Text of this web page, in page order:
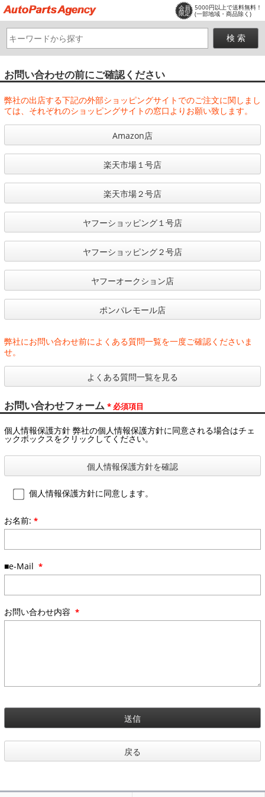
会員
限定
5000円以上で送料無料！
(一部地域・商品除く)
お問い合わせの前にご確認ください
弊社の出店する下記の外部ショッピングサイトでのご注文に関しまし
ては、それぞれのショッピングサイトの窓口よりお願い致します。
Amazon店
楽天市場１号店
楽天市場２号店
ヤフーショッピング１号店
ヤフーショッピング２号店
ヤフーオークション店
ポンパレモール店
弊社にお問い合わせ前によくある質問一覧を一度ご確認くださいま
せ。
よくある質問一覧を見る
お問い合わせフォーム * 必須項目
個人情報保護方針 弊社の個人情報保護方針に同意される場合はチェ
ックボックスをクリックしてください。
個人情報保護方針を確認
個人情報保護方針に同意します。
お名前: *
■e-Mail *
お問い合わせ内容 *
送信
戻る